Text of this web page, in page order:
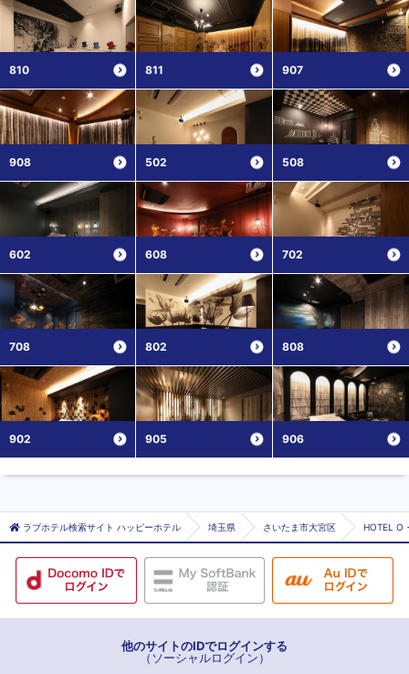
810 811 907
908 502 508
602 608 702
708 802 808
902 905 906
ラブホテル検索サイト ハッピーホテル 埼玉県 さいたま市大宮区 HOTEL O
他のサイトのIDでログインする
（ソーシャルログイン）